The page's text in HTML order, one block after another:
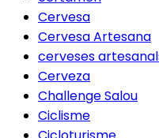
Cervesa
Cervesa Artesana
cerveses
Cerveza
Challenge Salou
Ciclisme